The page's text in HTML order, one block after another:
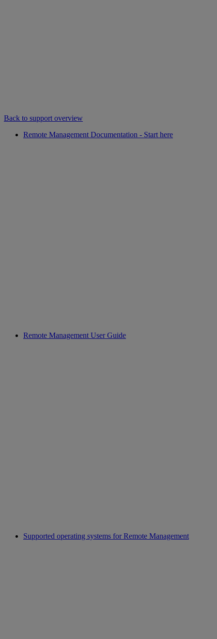
Back to support overview
Remote Management Documentation - Start here
Remote Management User Guide
Supported operating systems for Remote Management